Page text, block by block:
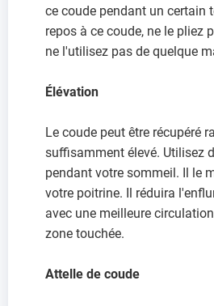
ce coude pendant un certain
repos à ce coude, ne le pliez
ne l'utilisez pas de quelque
Élévation
Le coude peut être récupéré
suffisamment élevé. Utilisez
pendant votre sommeil. Il le
votre poitrine. Il réduira
avec une meilleure
zone touchée.
Attelle de coude